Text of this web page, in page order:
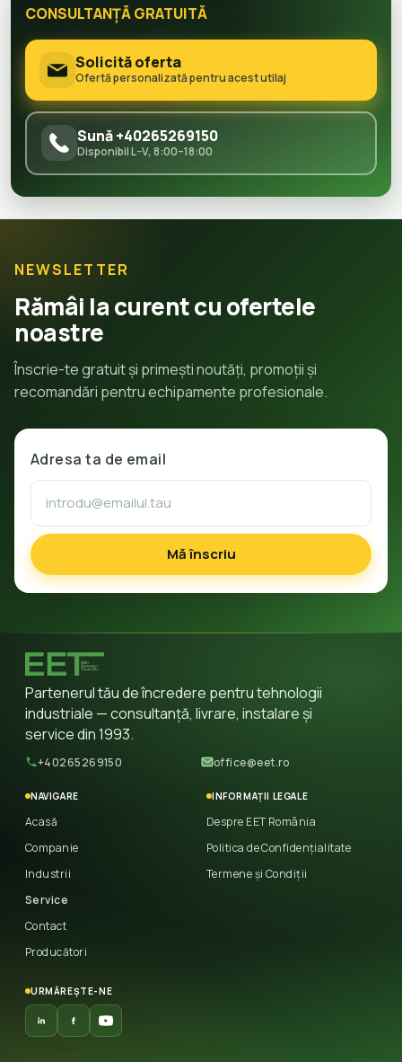
CONSULTANȚĂ GRATUITĂ
Solicită oferta
Ofertă personalizată pentru acest utilaj
Sună +40265269150
Disponibil L–V, 8:00–18:00
NEWSLETTER
Rămâi la curent cu ofertele
noastre
Înscrie-te gratuit și primești noutăți, promoții și
recomandări pentru echipamente profesionale.
Adresa ta de email
Mă înscriu
Partenerul tău de încredere pentru tehnologii
industriale — consultanță, livrare, instalare și
service din 1993.
+40265269150 office@eet.ro
NAVIGARE
Acasă
Companie
Industrii
Service
Contact
Producători
INFORMAȚII LEGALE
Despre EET România
Politica de Confidențialitate
Termene și Condiții
URMĂREȘTE-NE